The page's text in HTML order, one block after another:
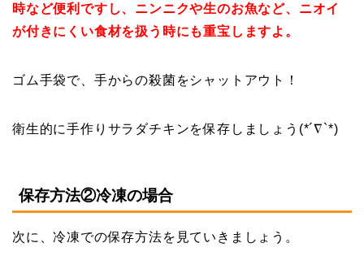
時など便利ですし、ニンニクや生のお魚など、ニオイ
が付きにくい食材を扱う時にも重宝しますよ。
ゴム手袋で、手からの殺菌をシャットアウト！
衛生的に手作りサラダチキンを保存しましょう(*´∇`*)
保存方法②冷凍の場合
次に、冷凍での保存方法を見ていきましょう。